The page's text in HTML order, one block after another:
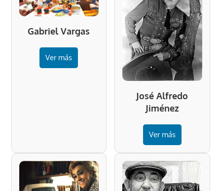
Gabriel Vargas
Ver más
José Alfredo
Jiménez
Ver más